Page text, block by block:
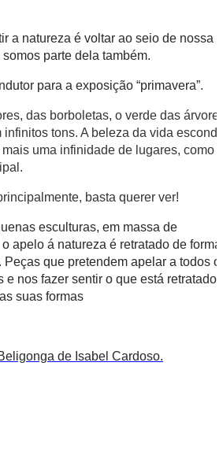
a natureza é voltar ao seio de nossa
parte dela também.
para a exposição “primavera”.
das borboletas, o verde das
infinitos tons. A beleza da vida
uma infinidade de lugares, como
basta querer ver!
esculturas, em massa de
apelo á natureza é retratado de forma
Peças que pretendem apelar a todos
e nos fazer sentir o que está retratado
suas formas
de Isabel Cardoso.